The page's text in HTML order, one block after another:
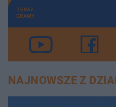
TERAZ
GRAMY
NAJNOWSZE Z